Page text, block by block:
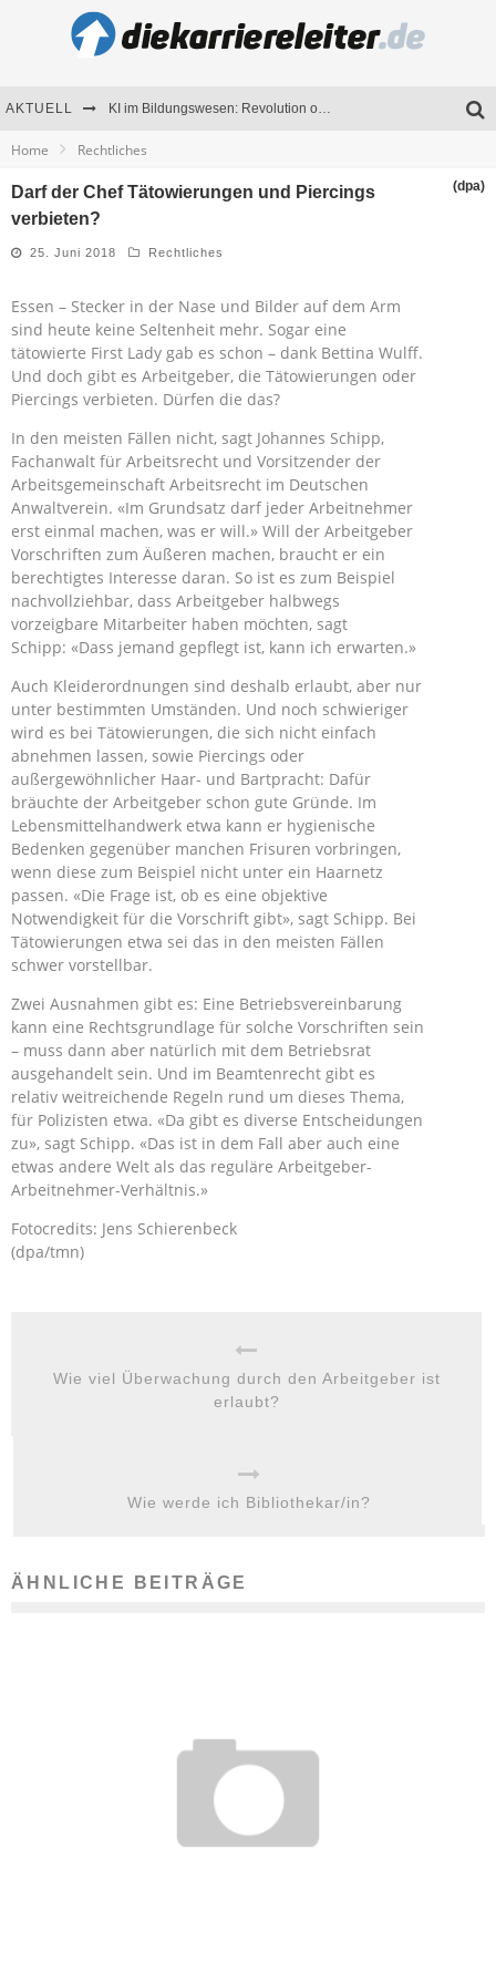
AKTUELL KI im Bildungswesen: Revolution oder Risiko für Schulen und Universitäten?
Seminare als Motivationsmotor – Wie Weiterbildung Mitarbeiter nachhaltig begeistert
Home Rechtliches
Darf der Chef Tätowierungen und Piercings
verbieten?
(dpa)
25. Juni 2018 Rechtliches
Essen – Stecker in der Nase und Bilder auf dem Arm
sind heute keine Seltenheit mehr. Sogar eine
tätowierte First Lady gab es schon – dank Bettina Wulff.
Und doch gibt es Arbeitgeber, die Tätowierungen oder
Piercings verbieten. Dürfen die das?
In den meisten Fällen nicht, sagt Johannes Schipp,
Fachanwalt für Arbeitsrecht und Vorsitzender der
Arbeitsgemeinschaft Arbeitsrecht im Deutschen
Anwaltverein. «Im Grundsatz darf jeder Arbeitnehmer
erst einmal machen, was er will.» Will der Arbeitgeber
Vorschriften zum Äußeren machen, braucht er ein
berechtigtes Interesse daran. So ist es zum Beispiel
nachvollziehbar, dass Arbeitgeber halbwegs
vorzeigbare Mitarbeiter haben möchten, sagt
Schipp: «Dass jemand gepflegt ist, kann ich erwarten.»
Auch Kleiderordnungen sind deshalb erlaubt, aber nur
unter bestimmten Umständen. Und noch schwieriger
wird es bei Tätowierungen, die sich nicht einfach
abnehmen lassen, sowie Piercings oder
außergewöhnlicher Haar- und Bartpracht: Dafür
bräuchte der Arbeitgeber schon gute Gründe. Im
Lebensmittelhandwerk etwa kann er hygienische
Bedenken gegenüber manchen Frisuren vorbringen,
wenn diese zum Beispiel nicht unter ein Haarnetz
passen. «Die Frage ist, ob es eine objektive
Notwendigkeit für die Vorschrift gibt», sagt Schipp. Bei
Tätowierungen etwa sei das in den meisten Fällen
schwer vorstellbar.
Zwei Ausnahmen gibt es: Eine Betriebsvereinbarung
kann eine Rechtsgrundlage für solche Vorschriften sein
– muss dann aber natürlich mit dem Betriebsrat
ausgehandelt sein. Und im Beamtenrecht gibt es
relativ weitreichende Regeln rund um dieses Thema,
für Polizisten etwa. «Da gibt es diverse Entscheidungen
zu», sagt Schipp. «Das ist in dem Fall aber auch eine
etwas andere Welt als das reguläre Arbeitgeber-
Arbeitnehmer-Verhältnis.»
Fotocredits: Jens Schierenbeck
(dpa/tmn)
Wie viel Überwachung durch den Arbeitgeber ist
erlaubt?
Wie werde ich Bibliothekar/in?
ÄHNLICHE BEITRÄGE